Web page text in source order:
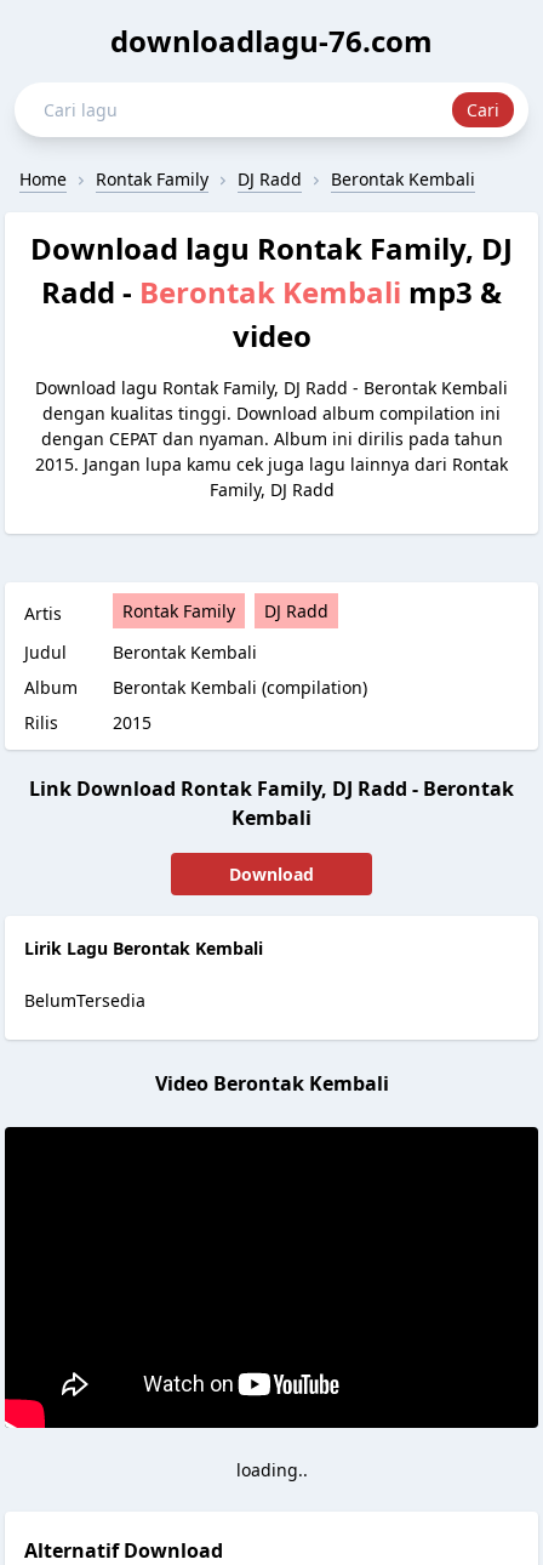
downloadlagu-76.com
Home Rontak Family DJ Radd Berontak Kembali
Download lagu Rontak Family, DJ
Radd - Berontak Kembali mp3 &
video
Download lagu Rontak Family, DJ Radd - Berontak Kembali
dengan kualitas tinggi. Download album compilation ini
dengan CEPAT dan nyaman. Album ini dirilis pada tahun
2015. Jangan lupa kamu cek juga lagu lainnya dari Rontak
Family, DJ Radd
Artis Rontak Family
DJ Radd
Judul
Berontak Kembali
Album
Berontak Kembali (compilation)
Rilis
2015
Link Download Rontak Family, DJ Radd - Berontak
Kembali
Download
Lirik Lagu Berontak Kembali
BelumTersedia
Video Berontak Kembali
loading..
Alternatif Download